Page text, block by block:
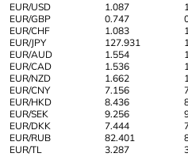
EUR/USD 1.087
EUR/GBP
0.747
EUR/CHF
1.083
EUR/JPY
127.931
EUR/AUD
1.554
EUR/CAD
1.536
EUR/NZD
1.662
EUR/CNY
7.156
EUR/HKD
8.436
EUR/SEK
9.256
EUR/DKK
7.444
EUR/RUB
82.401
EUR/TL
3.287